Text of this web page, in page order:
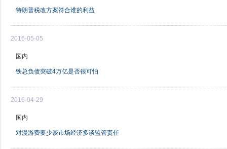
特朗普税改方案符合谁的利益
2016-05-05
国内
铁总负债突破4万亿是否很可怕
2016-04-29
国内
对漫游费要少谈市场经济多谈监管责任